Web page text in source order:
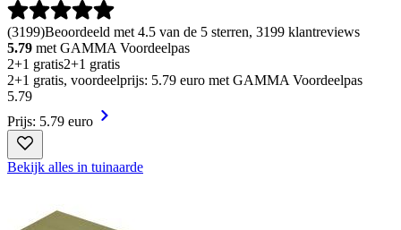
(3199)Beoordeeld met 4.5 van de 5 sterren, 3199 klantreviews
5.79 met GAMMA Voordeelpas
2+1 gratis2+1 gratis
2+1 gratis, voordeelprijs: 5.79 euro met GAMMA Voordeelpas
5.79
Prijs: 5.79 euro
Bekijk alles in tuinaarde